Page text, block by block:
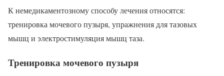
К немедикаментозному способу лечения относятся:
тренировка мочевого пузыря, упражнения для тазовых
мышц и электростимуляция мышц таза.
Тренировка мочевого пузыря